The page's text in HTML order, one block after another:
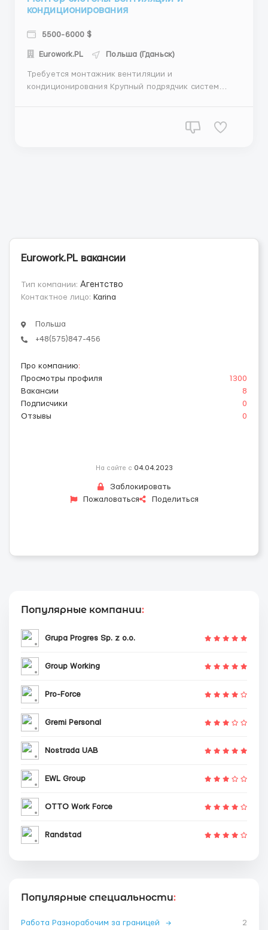
кондиционирования
5500-6000 $
Eurowork.PL Польша (Гданьск)
Требуется монтажник вентиляции и
кондиционирования Крупный подрядчик систем
Eurowork.PL вакансии
Тип компании: Агентство
Контактное лицо: Karina
Польша
+48(575)847-456
Про компанию:
Просмотры профиля
1300
Вакансии
8
Подписчики
0
Отзывы
0
На сайте с 04.04.2023
Заблокировать
Пожаловаться
Поделиться
Популярные компании:
Grupa Progres Sp. z o.o.
Group Working
Pro-Force
Gremi Personal
Nostrada UAB
EWL Group
OTTO Work Force
Randstad
Популярные специальности:
Работа Разнорабочим за границей → 2